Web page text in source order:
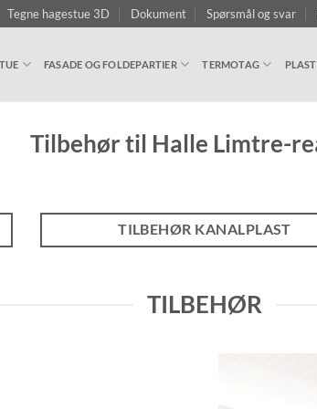
Tegne hagestue 3D Dokument Spørsmål og svar
FASADE OG FOLDEPARTIER TERMOTAG
Tilbehør til Halle Limtre-
TILBEHØR KANALPLAST
TILBEHØR